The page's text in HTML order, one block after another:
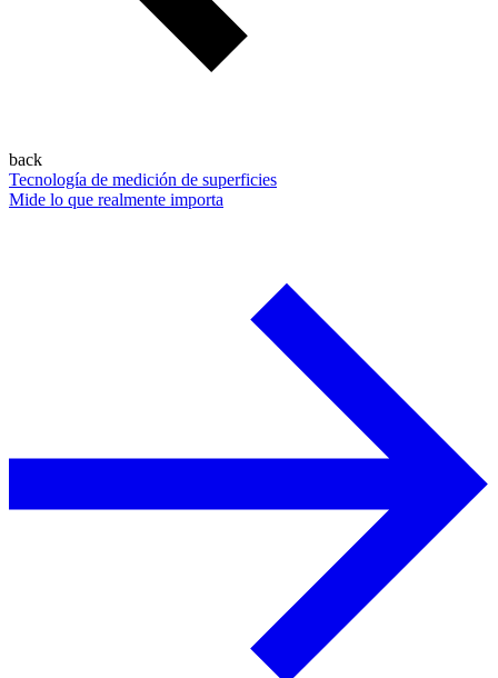
back
Tecnología de medición de superficies
Mide lo que realmente importa